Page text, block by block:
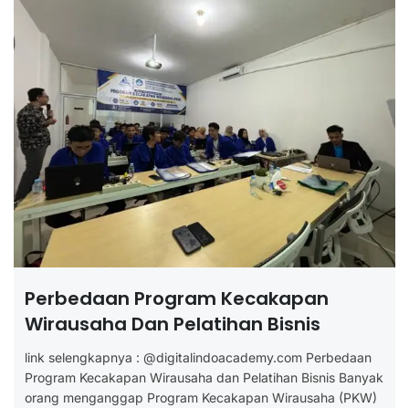
Perbedaan Program Kecakapan
Wirausaha Dan Pelatihan Bisnis
link selengkapnya : @digitalindoacademy.com Perbedaan
Program Kecakapan Wirausaha dan Pelatihan Bisnis Banyak
orang menganggap Program Kecakapan Wirausaha (PKW)